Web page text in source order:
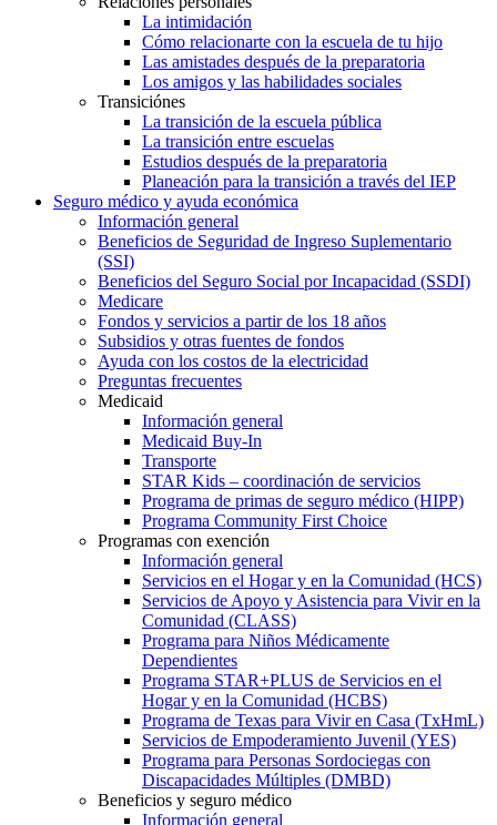
La intimidación
Cómo relacionarte con la escuela de tu hijo
Las amistades después de la preparatoria
Los amigos y las habilidades sociales
Transiciónes
La transición de la escuela pública
La transición entre escuelas
Estudios después de la preparatoria
Planeación para la transición a través del IEP
Seguro médico y ayuda económica
Información general
Beneficios de Seguridad de Ingreso Suplementario
(SSI)
Beneficios del Seguro Social por Incapacidad (SSDI)
Medicare
Fondos y servicios a partir de los 18 años
Subsidios y otras fuentes de fondos
Ayuda con los costos de la electricidad
Preguntas frecuentes
Medicaid
Información general
Medicaid Buy-In
Transporte
STAR Kids – coordinación de servicios
Programa de primas de seguro médico (HIPP)
Programa Community First Choice
Programas con exención
Información general
Servicios en el Hogar y en la Comunidad (HCS)
Servicios de Apoyo y Asistencia para Vivir en la
Comunidad (CLASS)
Programa para Niños Médicamente
Dependientes
Programa STAR+PLUS de Servicios en el
Hogar y en la Comunidad (HCBS)
Programa de Texas para Vivir en Casa (TxHmL)
Servicios de Empoderamiento Juvenil (YES)
Programa para Personas Sordociegas con
Discapacidades Múltiples (DMBD)
Beneficios y seguro médico
Información general